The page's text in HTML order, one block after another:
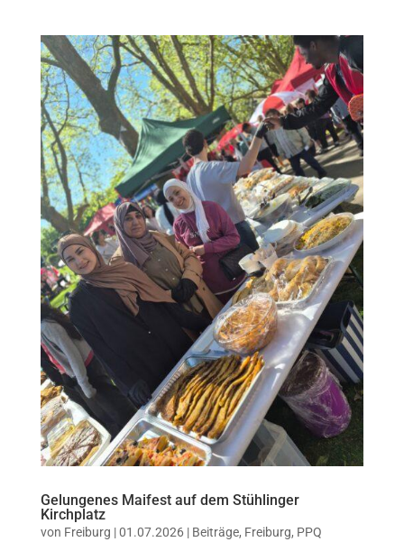
Gelungenes Maifest auf dem Stühlinger
Kirchplatz
von Freiburg |01.07.2026| Beiträge, Freiburg, PPQ